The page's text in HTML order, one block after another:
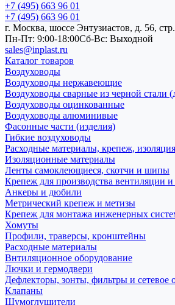
+7 (495) 663 96 01
+7 (495) 663 96 01
г. Москва, шоссе Энтузиастов, д. 56,
Пн-Пт: 9:00-18:00Cб-Вс: Выходной
sales@inplast.ru
Каталог товаров
Воздуховоды
Воздуховоды нержавеющие
Воздуховоды сварные из черной стали
Воздуховоды оцинкованные
Воздуховоды алюминивые
Фасонные части (изделия)
Гибкие воздуховоды
Расходные материалы, крепеж, изоляция
Изоляционные материалы
Ленты самоклеющиеся, скотчи и шипы
Крепеж для производства вентиляции и
Анкеры и дюбили
Метрический крепеж и метизы
Крепеж для монтажа инженерных
Хомуты
Профили, траверсы, кронштейны
Расходные материалы
Внтиляционное оборудование
Лючки и гермодвери
Дефлекторы, зонты, фильтры и сетевое
Клапаны
Шумоглушители